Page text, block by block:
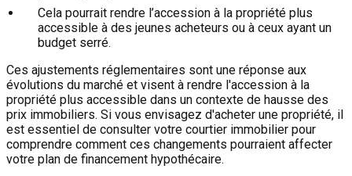
Cela pourrait rendre l’accession à la propriété plus
accessible à des jeunes acheteurs ou à ceux ayant un
budget serré.
Ces ajustements réglementaires sont une réponse aux
évolutions du marché et visent à rendre l'accession à la
propriété plus accessible dans un contexte de hausse des
prix immobiliers. Si vous envisagez d'acheter une propriété, il
est essentiel de consulter votre courtier immobilier pour
comprendre comment ces changements pourraient affecter
votre plan de financement hypothécaire.